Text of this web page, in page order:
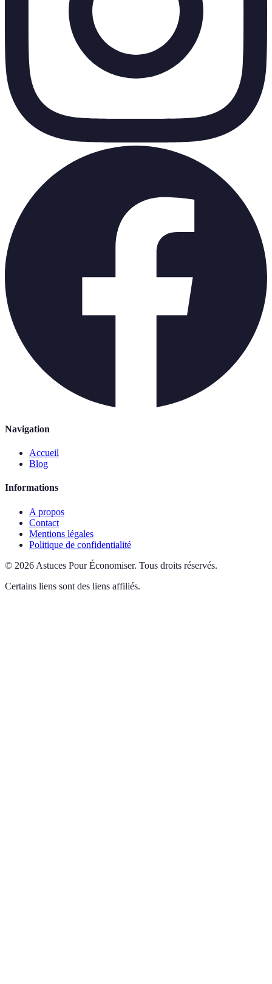
Navigation
Accueil
Blog
Informations
A propos
Contact
Mentions légales
Politique de confidentialité
© 2026 Astuces Pour Économiser. Tous droits réservés.
Certains liens sont des liens affiliés.